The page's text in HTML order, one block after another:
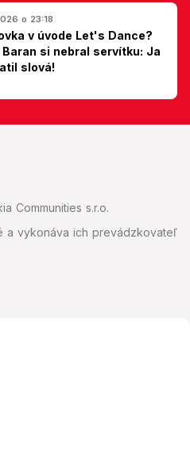
o 23:18
v úvode Let's Dance?
si nebral servítku: Ja
slová!
Communities s.r.o.
a vykonáva ich prevádzkovateľ